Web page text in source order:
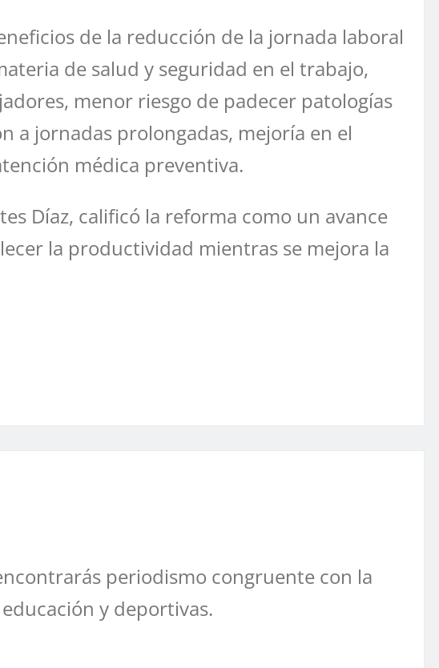
de la reducción de la jornada laboral
de salud y seguridad en el trabajo,
menor riesgo de padecer patologías
a jornadas prolongadas, mejoría en el
médica preventiva.
Díaz, calificó la reforma como un avance
la productividad mientras se mejora la
periodismo congruente con la
y deportivas.